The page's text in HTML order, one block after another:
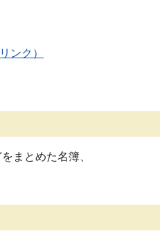
ンク）
まとめた名簿、